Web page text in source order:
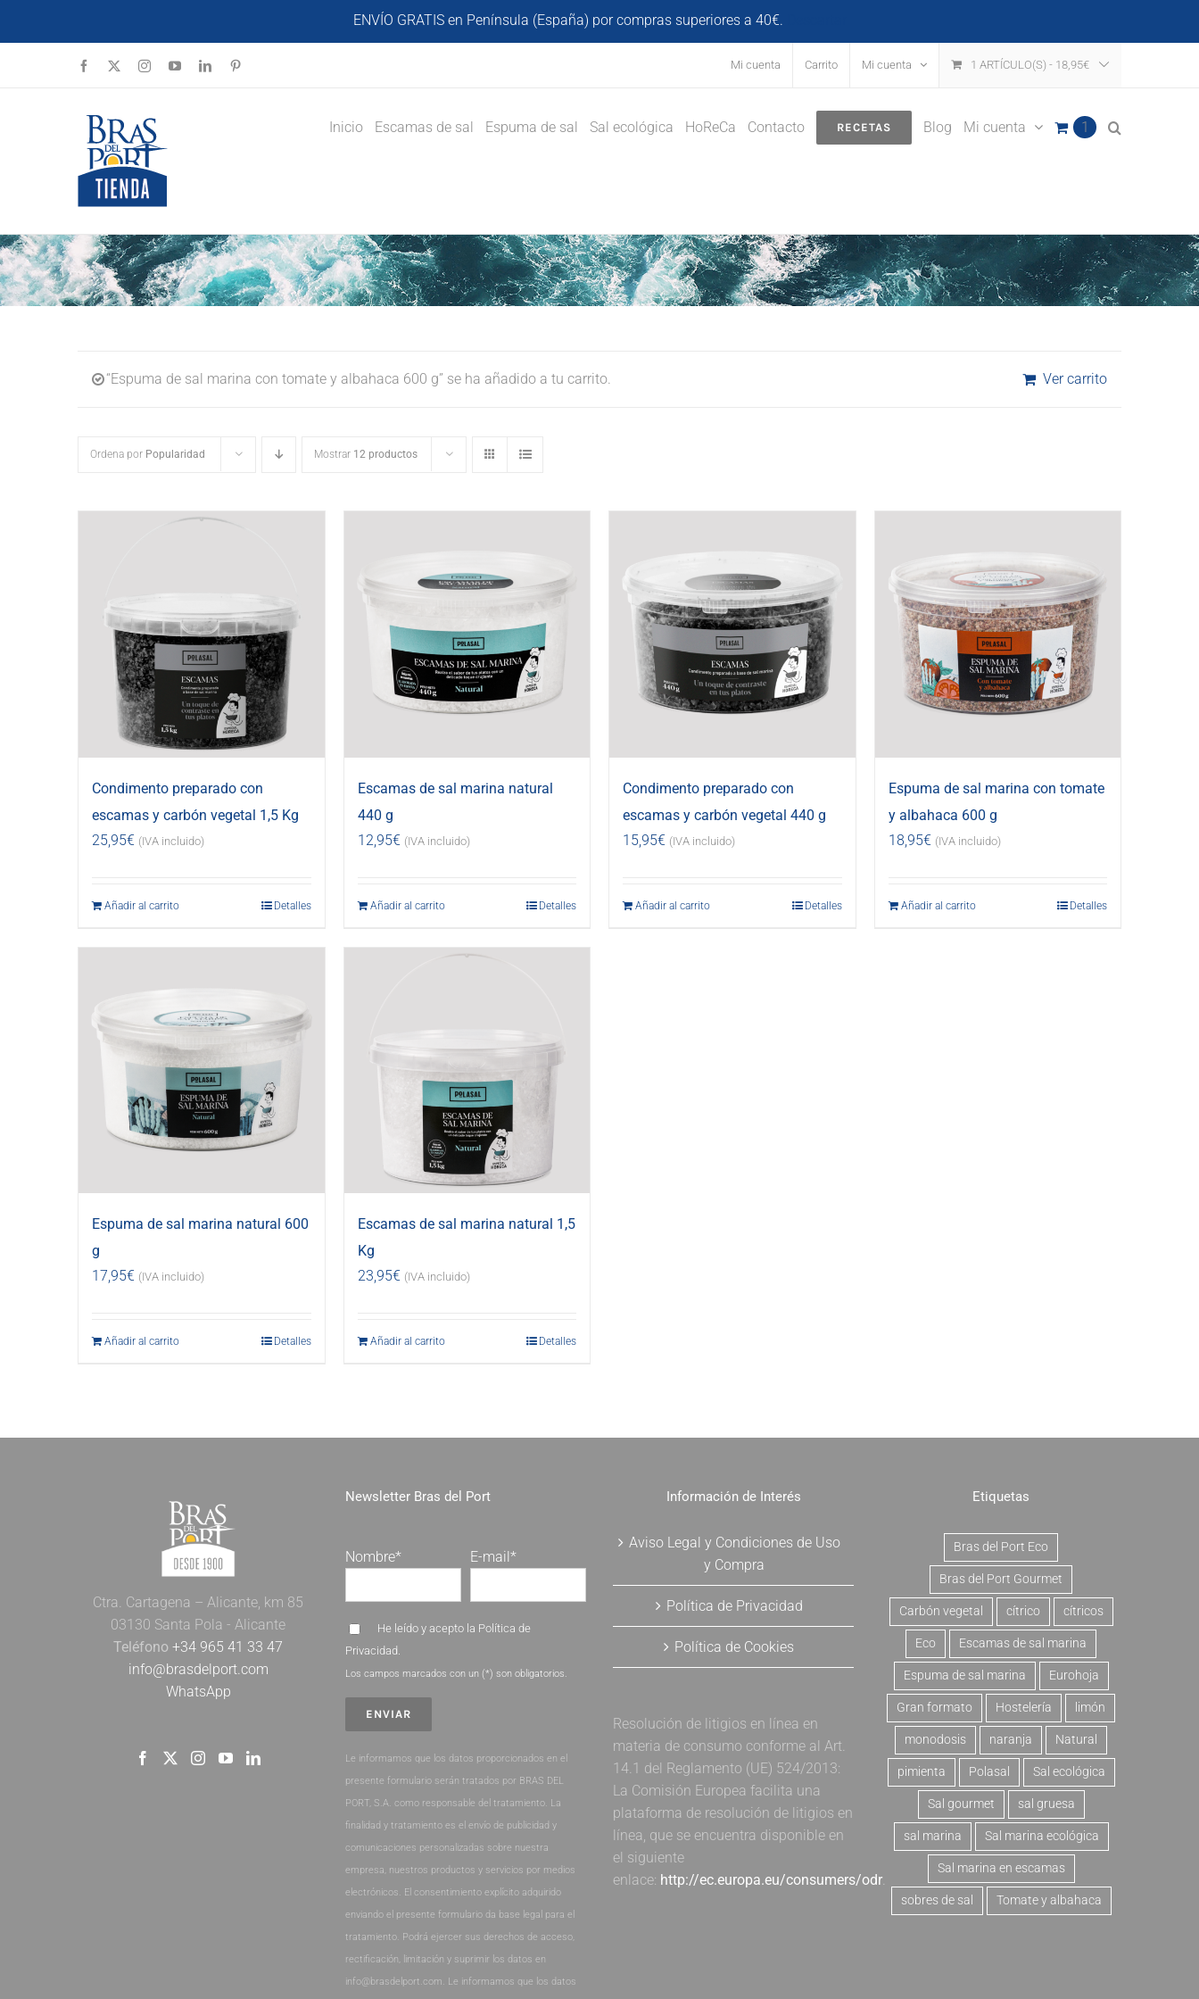
ENVÍO GRATIS en Península (España) por compras superiores a 40€.
Facebook InstagramYouTubeLinkedIn Mi cuenta Carrito Mi cuenta 1 ARTÍCULO(S) - 18,95€
Inicio Escamas de sal Espuma de sal Sal ecológica HoReCa Contacto RECETAS Blog Mi cuenta 1
“Espuma de sal marina con tomate y albahaca 600 g” se ha añadido a tu carrito. Ver carrito
Ordena por Popularidad Mostrar 12 productos
Condimento preparado con
escamas y carbón vegetal 1,5 Kg
25,95€ (IVA incluido)
Añadir al carrito Detalles
Escamas de sal marina natural
440 g
12,95€ (IVA incluido)
Añadir al carrito Detalles
Condimento preparado con
escamas y carbón vegetal 440 g
15,95€ (IVA incluido)
Añadir al carrito Detalles
Espuma de sal marina con tomate
y albahaca 600 g
18,95€ (IVA incluido)
Añadir al carrito Detalles
Espuma de sal marina natural 600
g
17,95€ (IVA incluido)
Añadir al carrito Detalles
Escamas de sal marina natural 1,5
Kg
23,95€ (IVA incluido)
Añadir al carrito Detalles
Ctra. Cartagena – Alicante, km 85
03130 Santa Pola - Alicante
Teléfono +34 965 41 33 47
info@brasdelport.com
WhatsApp
Newsletter Bras del Port
Nombre* E-mail*
He leído y acepto la Política de
Privacidad.
Los campos marcados con un (*) son obligatorios.
Le informamos que los datos proporcionados en el
presente formulario serán tratados por BRAS DEL
PORT, S.A. como responsable del tratamiento. La
finalidad y tratamiento es el envío de publicidad y
comunicaciones personalizadas sobre nuestra
empresa, nuestros productos y servicios por medios
electrónicos. El consentimiento explícito adquirido
enviando el presente formulario da base legal para el
tratamiento. Podrá ejercer sus derechos de acceso,
rectificación, limitación y suprimir los datos en
info@brasdelport.com. Le informamos que los datos
Información de Interés
Aviso Legal y Condiciones de Uso
y Compra
Política de Privacidad
Política de Cookies
Resolución de litigios en línea en
materia de consumo conforme al Art.
14.1 del Reglamento (UE) 524/2013:
La Comisión Europea facilita una
plataforma de resolución de litigios en
línea, que se encuentra disponible en
el siguiente
enlace: http://ec.europa.eu/consumers/odr.
Etiquetas
Bras del Port Eco
Bras del Port Gourmet
Carbón vegetal cítrico cítricos
Eco Escamas de sal marina
Espuma de sal marina Eurohoja
Gran formato Hostelería limón
monodosis naranja Natural
pimienta Polasal Sal ecológica
Sal gourmet sal gruesa
sal marina Sal marina ecológica
Sal marina en escamas
sobres de sal Tomate y albahaca